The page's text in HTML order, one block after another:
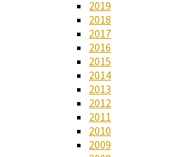
2019
2018
2017
2016
2015
2014
2013
2012
2011
2010
2009